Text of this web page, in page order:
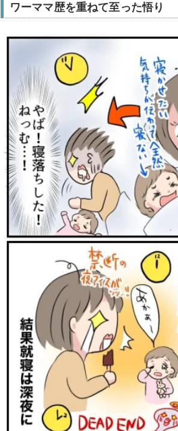
ワーママ歴を重ねて至った悟り